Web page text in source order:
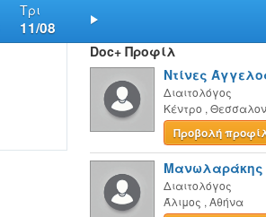
Τρι
11/08
Doc+ Προφίλ
Ντίνες
Διαιτολόγος
Κέντρο ,
Προβολή
Διαιτολόγος
Άλιμος , Αθήνα